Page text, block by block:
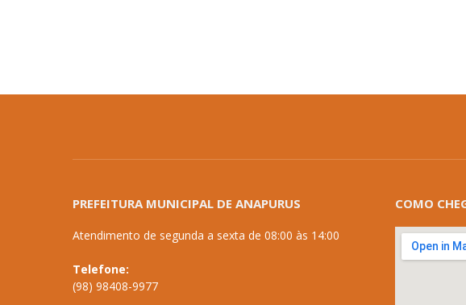
PREFEITURA MUNICIPAL DE ANAPURUS
Atendimento de segunda a sexta de 08:00 às 14:00
Telefone:
(98) 98408-9977
COMO